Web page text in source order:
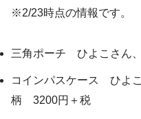
※2/23時点の情報です。
三角ポーチ ひよこさん
コインパスケース ひよ
柄 3200円＋税